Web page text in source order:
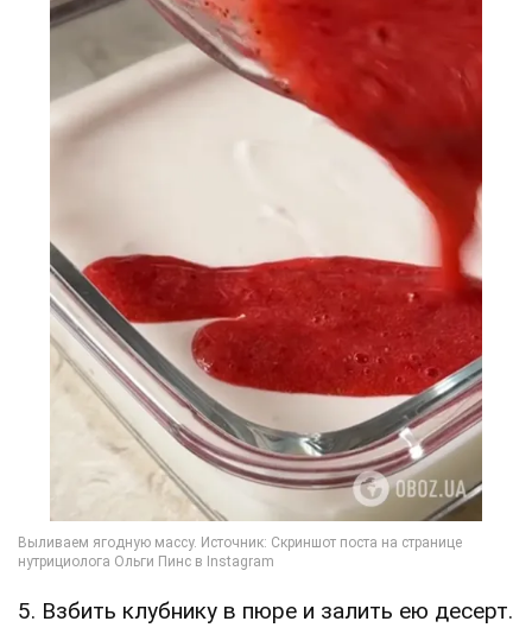
5. Взбить клубнику в пюре и залить ею десерт.